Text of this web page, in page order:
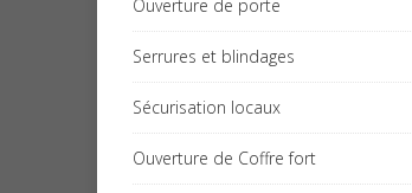
Ouverture de porte
Serrures et blindages
Sécurisation locaux
Ouverture de Coffre fort